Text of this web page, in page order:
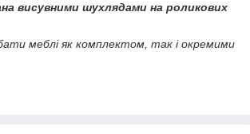
висувними шухлядами на роликових
меблі як комплектом, так і окремими